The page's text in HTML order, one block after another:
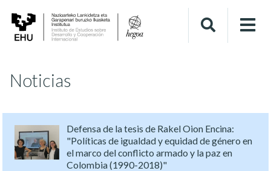
Noticias
Defensa de la tesis de Rakel Oion Encina:
"Políticas de igualdad y equidad de género en
el marco del conflicto armado y la paz en
Colombia (1990-2018)"